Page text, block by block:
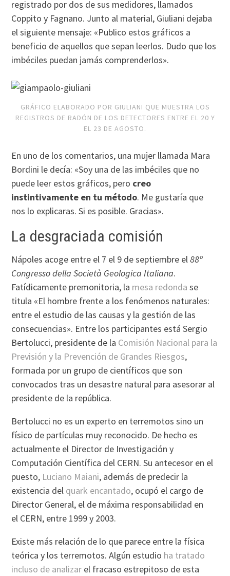
registrado por dos de sus medidores, llamados
Coppito y Fagnano. Junto al material, Giuliani dejaba
el siguiente mensaje: «Publico estos gráficos a
beneficio de aquellos que sepan leerlos. Dudo que los
imbéciles puedan jamás comprenderlos».
GRÁFICO ELABORADO POR GIULIANI QUE MUESTRA LOS
REGISTROS DE RADÓN DE LOS DETECTORES ENTRE EL 20 Y
EL 23 DE AGOSTO.
En uno de los comentarios, una mujer llamada Mara
Bordini le decía: «Soy una de las imbéciles que no
puede leer estos gráficos, pero creo
instintivamente en tu método. Me gustaría que
nos lo explicaras. Si es posible. Gracias».
La desgraciada comisión
Nápoles acoge entre el 7 el 9 de septiembre el88º
Congresso della Società Geologica Italiana.
Fatídicamente premonitoria, la mesa redonda se
titula «El hombre frente a los fenómenos naturales:
entre el estudio de las causas y la gestión de las
consecuencias». Entre los participantes está Sergio
Bertolucci, presidente de la Comisión Nacional para la
Previsión y la Prevención de Grandes Riesgos,
formada por un grupo de científicos que son
convocados tras un desastre natural para asesorar al
presidente de la república.
Bertolucci no es un experto en terremotos sino un
físico de partículas muy reconocido. De hecho es
actualmente el Director de Investigación y
Computación Científica del CERN. Su antecesor en el
puesto, Luciano Maiani, además de predecir la
existencia del quark encantado, ocupó el cargo de
Director General, el de máxima responsabilidad en
el CERN, entre 1999 y 2003.
Existe más relación de lo que parece entre la física
teórica y los terremotos. Algún estudio ha tratado
incluso de analizar el fracaso estrepitoso de esta